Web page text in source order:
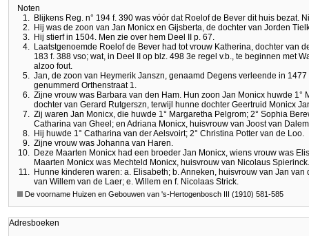
Noten
1. Blijkens Reg. n° 194 f. 390 was vóór dat Roelof de Bever dit huis bezat.
2. Hij was de zoon van Jan Monicx en Gijsberta, de dochter van Jorden
3. Hij stierf in 1504. Men zie over hem Deel II p. 67.
4. Laatstgenoemde Roelof de Bever had tot vrouw Katherina, dochter van
183 f. 388 vso; wat, in Deel II op blz. 498 3e regel v.b., te beginnen met
alzoo fout.
5. Jan, de zoon van Heymerik Janszn, genaamd Degens verleende in
genummerd Orthenstraat 1.
6. Zijne vrouw was Barbara van den Ham. Hun zoon Jan Monicx huwde 1°
dochter van Gerard Rutgerszn, terwijl hunne dochter Geertruid Monicx
7. Zij waren Jan Monicx, die huwde 1° Margaretha Pelgrom; 2° Sophia
Catharina van Gheel; en Adriana Monicx, huisvrouw van Joost van
8. Hij huwde 1° Catharina van der Aelsvoirt; 2° Christina Potter van de Loo.
9. Zijne vrouw was Johanna van Haren.
10. Deze Maarten Monicx had een broeder Jan Monicx, wiens vrouw was
Maarten Monicx was Mechteld Monicx, huisvrouw van Nicolaus Spierinck.
11. Hunne kinderen waren: a. Elisabeth; b. Anneken, huisvrouw van Jan
van Willem van de Laer; e. Willem en f. Nicolaas Strick.
De voorname Huizen en Gebouwen van 's-Hertogenbosch III (1910) 581-585
Adresboeken